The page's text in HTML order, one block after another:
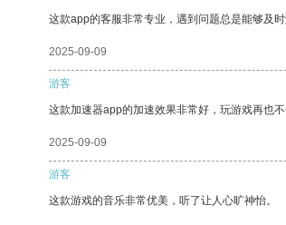
这款app的客服非常专业，遇到问题总是能够及时
2025-09-09
游客
这款加速器app的加速效果非常好，玩游戏再也
2025-09-09
游客
这款游戏的音乐非常优美，听了让人心旷神怡。